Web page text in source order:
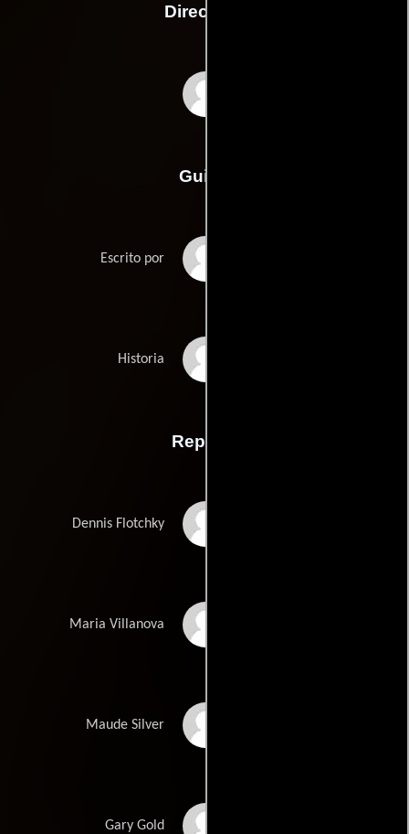
Dirección
Guión
Escrito por
Historia
Reparto
Dennis Flotchky
Maria Villanova
Maude Silver
Gary Gold